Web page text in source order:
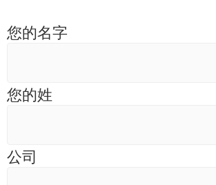
您的名字
您的姓
公司